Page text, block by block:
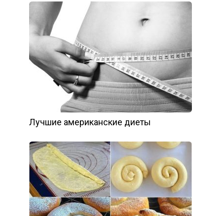
Лучшие американские диеты